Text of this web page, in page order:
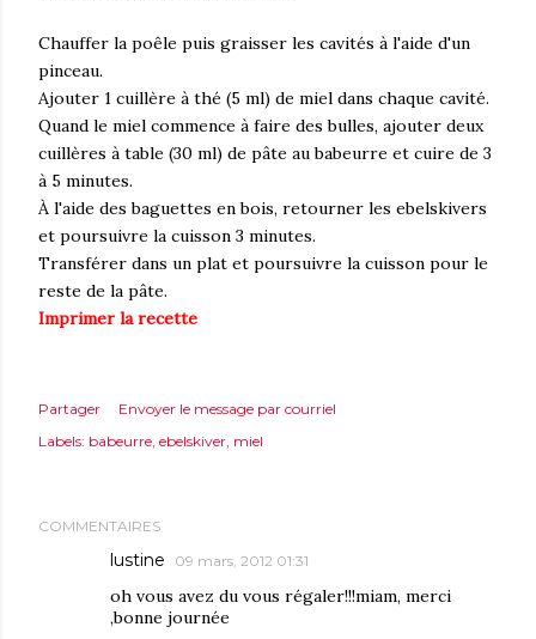
Chauffer la poêle puis graisser les cavités à l'aide d'un
pinceau.
Ajouter 1 cuillère à thé (5 ml) de miel dans chaque cavité.
Quand le miel commence à faire des bulles, ajouter deux
cuillères à table (30 ml) de pâte au babeurre et cuire de 3
à 5 minutes.
À l'aide des baguettes en bois, retourner les ebelskivers
et poursuivre la cuisson 3 minutes.
Transférer dans un plat et poursuivre la cuisson pour le
reste de la pâte.
Imprimer la recette
Partager
Envoyer le message par courriel
Labels: babeurre ebelskiver miel
COMMENTAIRES
lustine 09 mars, 2012 01:31
oh vous avez du vous régaler!!!miam, merci
,bonne journée